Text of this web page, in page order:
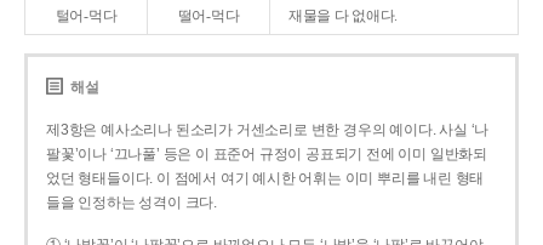
털어-먹다 떨어-먹다 재물을 다 없애다.
해설
제3항은 예사소리나 된소리가 거센소리로 변한 경우의 예이다. 사실 ‘나
팔꽃’이나 ‘끄나풀’ 등은 이 표준어 규정이 공표되기 전에 이미 일반화되
었던 형태들이다. 이 점에서 여기 예시한 어휘는 이미 뿌리를 내린 형태
들을 인정하는 성격이 크다.